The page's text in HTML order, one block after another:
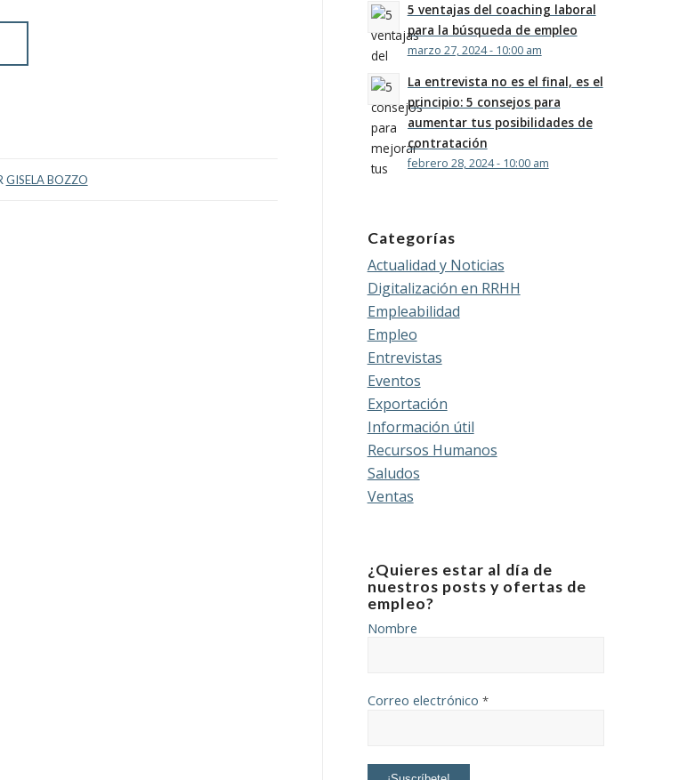
GISELA BOZZO
5 ventajas del coaching laboral
para la búsqueda de empleo
marzo 27, 2024 - 10:00 am
La entrevista no es el final, es el
principio: 5 consejos para
aumentar tus posibilidades de
contratación
febrero 28, 2024 - 10:00 am
Categorías
Actualidad y Noticias
Digitalización en RRHH
Empleabilidad
Empleo
Entrevistas
Eventos
Exportación
Información útil
Recursos Humanos
Saludos
Ventas
¿Quieres estar al día de
nuestros posts y ofertas de
empleo?
Nombre
Correo electrónico *